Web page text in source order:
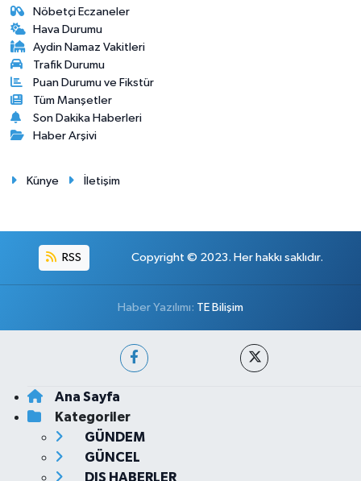
Nöbetçi Eczaneler
Hava Durumu
Aydin Namaz Vakitleri
Trafik Durumu
Puan Durumu ve Fikstür
Tüm Manşetler
Son Dakika Haberleri
Haber Arşivi
Künye İletişim
RSS Copyright © 2023. Her hakkı saklıdır.
Haber Yazılımı: TE Bilişim
Ana Sayfa
Kategoriler
GÜNDEM
GÜNCEL
DIŞ HABERLER